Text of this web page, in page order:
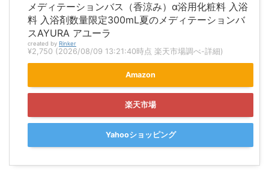
メディテーションバス（香涼み）α浴用化粧料 入浴
料 入浴剤数量限定300mL夏のメディテーションバ
スAYURA アユーラ
created by Rinker
¥2,750 (2026/08/09 13:21:40時点 楽天市場調べ-詳細)
Amazon
楽天市場
Yahooショッピング